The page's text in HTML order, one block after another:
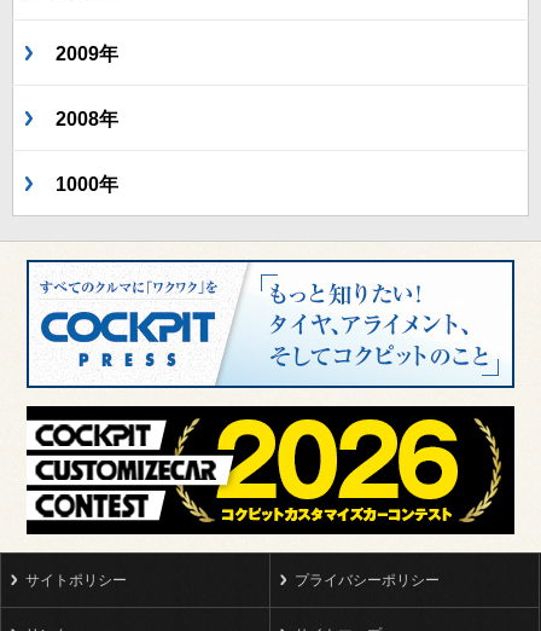
2009年
2008年
1000年
サイトポリシー プライバシーポリシー